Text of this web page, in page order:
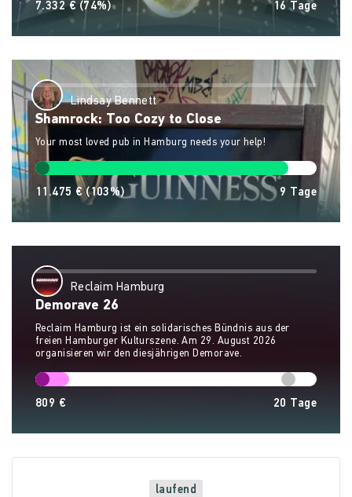
7.332 € (74%) 16 Tage
Lindsay Bennett
Shamrock: Too Cozy to Close
Your most loved pub in Hamburg needs your help!
11.475 €(103%) 9 Tage
Reclaim Hamburg
Demorave 26
Reclaim Hamburg ist ein solidarisches Bündnis aus der
freien Hamburger Kulturszene. Am 29. August 2026
organisieren wir den diesjährigen Demorave.
809 € 20 Tage
laufend